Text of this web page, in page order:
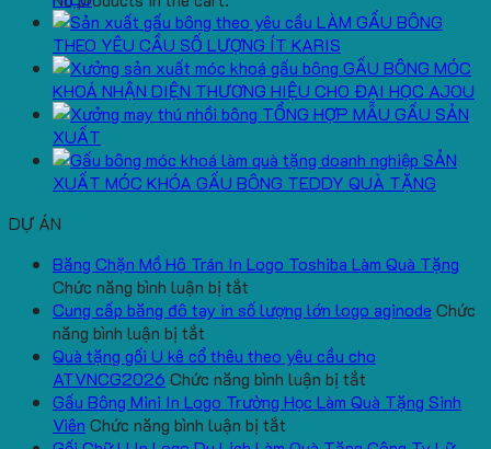
LÀM GẤU BÔNG
THEO YÊU CẦU SỐ LƯỢNG ÍT KARIS
GẤU BÔNG MÓC
KHOÁ NHẬN DIỆN THƯƠNG HIỆU CHO ĐẠI HỌC AJOU
TỔNG HỢP MẪU GẤU SẢN
XUẤT
SẢN
XUẤT MÓC KHÓA GẤU BÔNG TEDDY QUÀ TẶNG
DỰ ÁN
Băng Chặn Mồ Hô Trán In Logo Toshiba Làm Quà Tặng
Chức năng bình luận bị tắt
Băng
Mồ
Hô
Trán
In
Cung cấp băng đô tay in số lượng lớn logo aginode Chức
năng bình luận bị tắt
Cung
cấp
băng
đô
Quà tặng gối U kê cổ thêu theo yêu cầu cho
ATVNCG2026 Chức năng bình luận bị tắt
Quà
Gấu Bông Mini In Logo Trường Học Làm Quà Tặng Sinh
Viên Chức năng bình luận bị tắt